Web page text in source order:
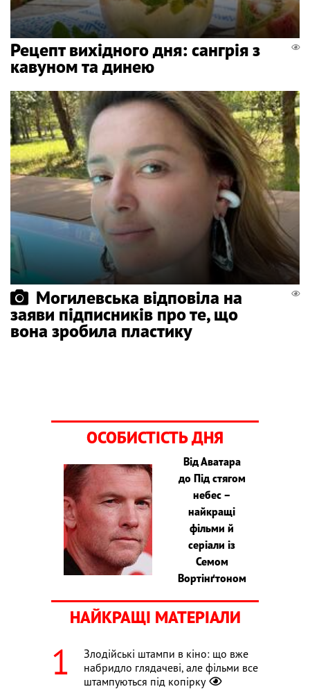
Рецепт вихідного дня: сангрія з
кавуном та динею
Могилевська відповіла на
заяви підписників про те, що
вона зробила пластику
ОСОБИСТІСТЬ ДНЯ
Від Аватара
до Під стягом
небес –
найкращі
фільми й
серіали із
Семом
Вортінґтоном
НАЙКРАЩІ МАТЕРІАЛИ
Злодійські штампи в кіно: що вже
набридло глядачеві, але фільми все
штампуються під копірку